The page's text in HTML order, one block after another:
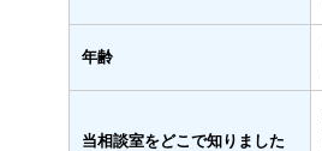
年齢
当相談室をどこで知りました